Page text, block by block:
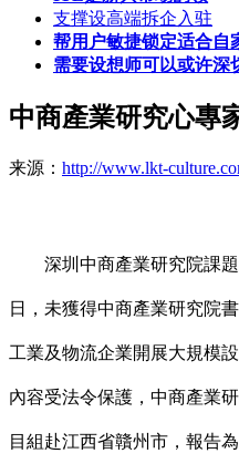
支撑设高端拆企入驻
帮用户敏捷锁定适合自
需要设想师可以或许深
中商產業研究心專
来源： http://www.lkt-
深圳中商產業研究院課題
日，未獲得中商產業研究院
工業及物流企業開展大規模
內容受法令保護，中商產業
目組赴江西省贛州市，報告